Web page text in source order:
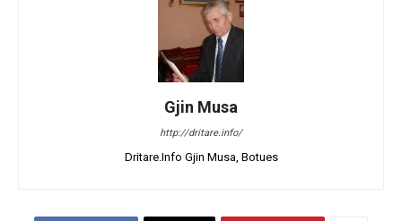
Gjin Musa
http://dritare.info/
Dritare.Info Gjin Musa, Botues